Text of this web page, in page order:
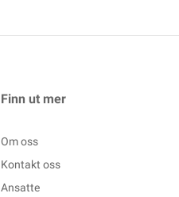
Finn ut mer
Om oss
Kontakt oss
Ansatte